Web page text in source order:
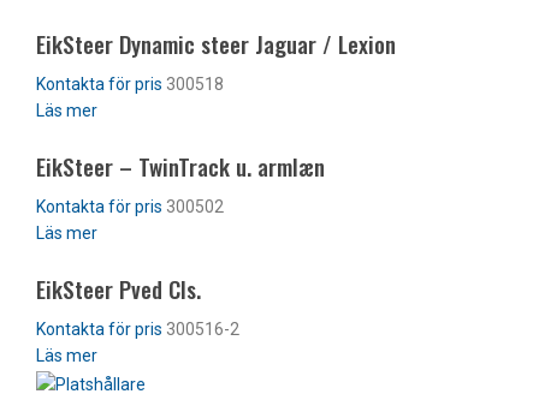
EikSteer Dynamic steer Jaguar / Lexion
300518
Läs mer
EikSteer – TwinTrack u. armlæn
300502
Läs mer
EikSteer Pved Cls.
300516-2
Läs mer